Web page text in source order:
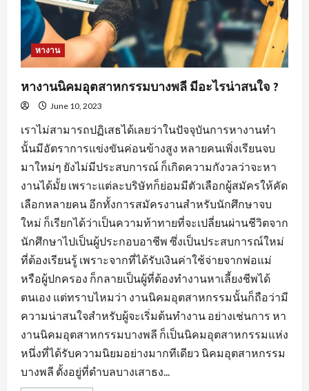
หางาน
หางานนิคมอุตสาหกรรมบางพลี มีอะไรน่าสนใจ ?
June 10, 2023
เราไม่สามารถปฏิเสธได้เลยว่าในปัจจุบันการหางานทำ
นั้นมีอัตราการแข่งขันค่อนข้างสูง หลายคนเพิ่งเรียนจบ
มาใหม่ๆ ยังไม่มีประสบการณ์ ก็เกิดความกังวลว่าจะหา
งานได้มั้ย เพราะแต่ละบริษัทก็ย่อมมีตัวเลือกผู้สมัครให้คัด
เลือกหลายคน อีกทั้งการสมัครงานสำหรับนักศึกษาจบ
ใหม่ ก็เรียกได้ว่าเป็นความท้าทายที่จะเปลี่ยนผ่านชีวิตจาก
นักศึกษาไปเป็นผู้ประกอบอาชีพ ซึ่งเป็นประสบการณ์ใหม่
ที่ต้องเรียนรู้ เพราะจากที่ได้รับเงินค่าใช้จ่ายจากพ่อแม่
หรือผู้ปกครอง ก็กลายเป็นผู้ที่ต้องทำงานหาเลี้ยงชีพได้
ตนเอง แต่ทราบไหมว่า งานนิคมอุตสาหกรรมนั้นก็ถือว่ามี
ความน่าสนใจสำหรับผู้จะเริ่มต้นทำงาน อย่างเช่นการ หา
งานนิคมอุตสาหกรรมบางพลี ก็เป็นนิคมอุตสาหกรรมแห่ง
หนึ่งที่ได้รับความนิยมอย่างมากทีเดียว นิคมอุตสาหกรรม
บางพลี ตั้งอยู่ที่ตำบลบางเสาธง...